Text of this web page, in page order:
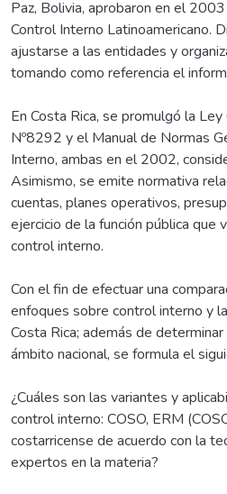
Paz, Bolivia, aprobaron en el
Control Interno Latinoamericano.
ajustarse a las entidades y
tomando como referencia el
En Costa Rica, se promulgó la
Nº8292 y el Manual de Normas
Interno, ambas en el 2002,
Asimismo, se emite normativa
cuentas, planes operativos,
ejercicio de la función pública que
control interno.
Con el fin de efectuar una
enfoques sobre control interno y
Costa Rica; además de
ámbito nacional, se formula el
¿Cuáles son las variantes y
control interno: COSO, ERM
costarricense de acuerdo con la
expertos en la materia?